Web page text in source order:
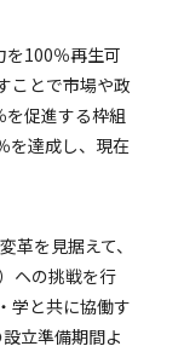
を100％再生可
ことで市場や政
促進する枠組
を達成し、現在
革を見据えて、
ヘの挑戦を行
学と共に協働す
立準備期間よ